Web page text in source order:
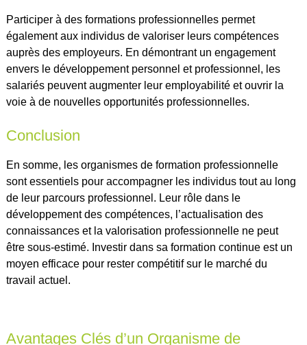
Participer à des formations professionnelles permet
également aux individus de valoriser leurs compétences
auprès des employeurs. En démontrant un engagement
envers le développement personnel et professionnel, les
salariés peuvent augmenter leur employabilité et ouvrir la
voie à de nouvelles opportunités professionnelles.
Conclusion
En somme, les organismes de formation professionnelle
sont essentiels pour accompagner les individus tout au long
de leur parcours professionnel. Leur rôle dans le
développement des compétences, l’actualisation des
connaissances et la valorisation professionnelle ne peut
être sous-estimé. Investir dans sa formation continue est un
moyen efficace pour rester compétitif sur le marché du
travail actuel.
Avantages Clés d’un Organisme de